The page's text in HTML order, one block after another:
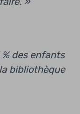
des enfants
bibliothèque